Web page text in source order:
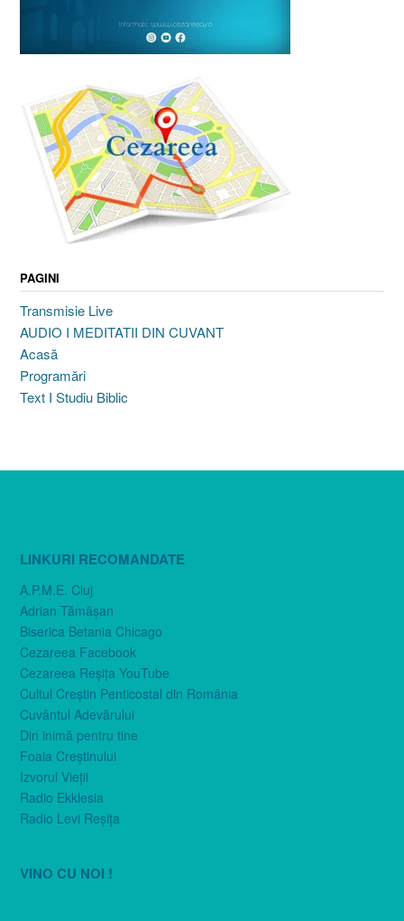
PAGINI
Transmisie Live
AUDIO I MEDITATII DIN CUVANT
Acasă
Programări
Text I Studiu Biblic
LINKURI RECOMANDATE
A.P.M.E. Cluj
Adrian Tămăşan
Biserica Betania Chicago
Cezareea Facebook
Cezareea Reşiţa YouTube
Cultul Creştin Penticostal din România
Cuvântul Adevărului
Din inimă pentru tine
Foaia Creştinului
Izvorul Vieţii
Radio Ekklesia
Radio Levi Reşiţa
VINO CU NOI !